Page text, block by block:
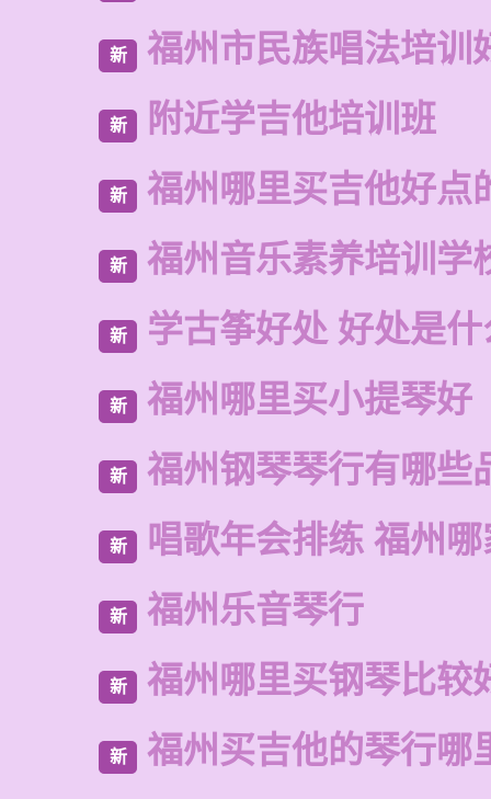
新 福州市民族唱法培训
新 附近学吉他培训班
新 福州哪里买吉他好点
新 福州音乐素养培训学
新 学古筝好处 好处是什
新 福州哪里买小提琴好
新 福州钢琴琴行有哪些
新 唱歌年会排练 福州
新 福州乐音琴行
新 福州哪里买钢琴比较
新 福州买吉他的琴行哪